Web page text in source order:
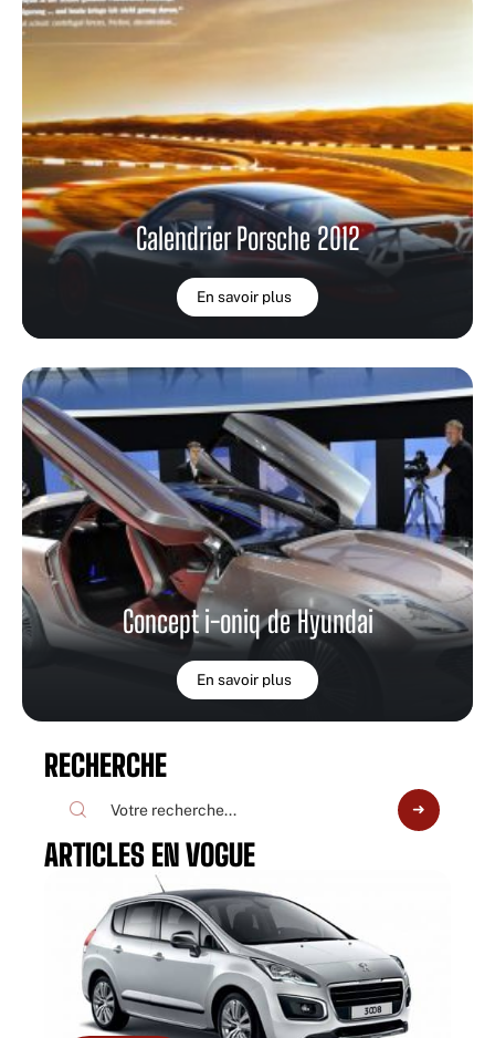
Calendrier Porsche 2012
En savoir plus
Concept i-oniq de Hyundai
En savoir plus
RECHERCHE
ARTICLES EN VOGUE